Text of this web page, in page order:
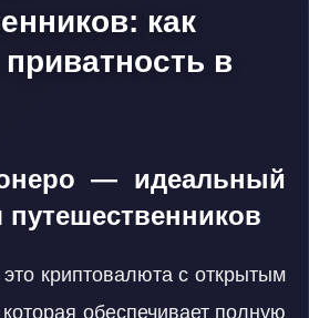
как
в
— идеальный
криптовалюта с открытым
обеспечивает полную